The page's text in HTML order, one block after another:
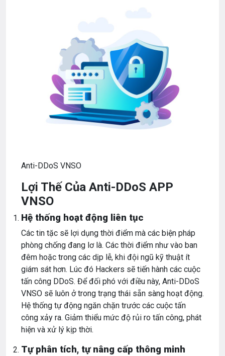
Anti-DDoS VNSO
Lợi Thế Của Anti-DDoS APP
VNSO
Hệ thống hoạt động liên tục
Các tin tặc sẽ lợi dụng thời điểm mà các biện pháp
phòng chống đang lơ là. Các thời điểm như vào ban
đêm hoặc trong các dịp lễ, khi đội ngũ kỹ thuật ít
giám sát hơn. Lúc đó Hackers sẽ tiến hành các cuộc
tấn công DDoS. Để đối phó với điều này, Anti-DDoS
VNSO sẽ luôn ở trong trạng thái sẵn sàng hoạt động.
Hệ thống tự động ngăn chặn trước các cuộc tấn
công xảy ra. Giảm thiểu mức độ rủi ro tấn công, phát
hiện và xử lý kịp thời.
Tự phân tích, tự nâng cấp thông minh